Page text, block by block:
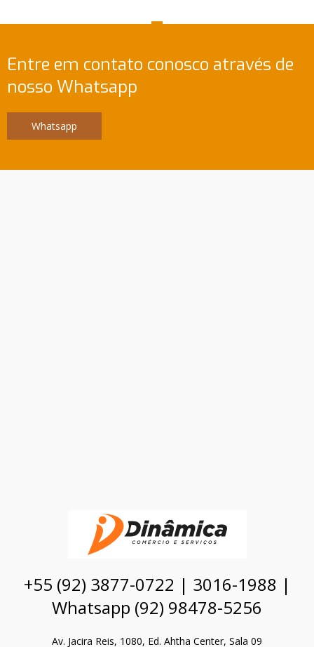
Entre em contato conosco através de
nosso Whatsapp
Whatsapp
+55 (92) 3877-0722 | 3016-1988 |
Whatsapp (92) 98478-5256
Av. Jacira Reis, 1080, Ed. Ahtha Center, Sala 09